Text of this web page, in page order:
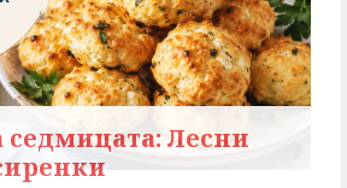
седмицата: Лесни